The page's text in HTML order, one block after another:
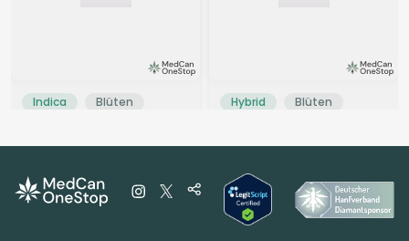
Indica Blüten
THC:26,55% CBD: < 0,07 %
Hybrid Blüten
THC:16,1% CBD: <0,2